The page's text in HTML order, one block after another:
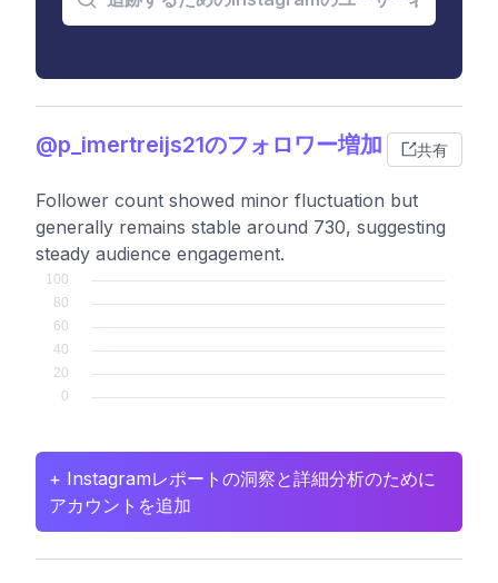
@p_imertreijs21のフォロワー増加 共有
Follower count showed minor fluctuation but
generally remains stable around 730, suggesting
steady audience engagement.
+ Instagramレポートの洞察と詳細分析のために
アカウントを追加